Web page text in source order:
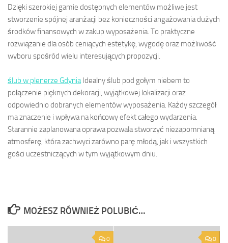
Dzięki szerokiej gamie dostępnych elementów możliwe jest
stworzenie spójnej aranżacji bez konieczności angażowania dużych
środków finansowych w zakup wyposażenia. To praktyczne
rozwiązanie dla osób ceniących estetykę, wygodę oraz możliwość
wyboru spośród wielu interesujących propozycji.
ślub w plenerze GdyniaIdealny ślub pod gołym niebem to
połączenie pięknych dekoracji, wyjątkowej lokalizacji oraz
odpowiednio dobranych elementów wyposażenia. Każdy szczegół
ma znaczenie i wpływa na końcowy efekt całego wydarzenia.
Starannie zaplanowana oprawa pozwala stworzyć niezapomnianą
atmosferę, która zachwyci zarówno parę młodą, jak i wszystkich
gości uczestniczących w tym wyjątkowym dniu.
MOŻESZ RÓWNIEŻ POLUBIĆ…
0 0